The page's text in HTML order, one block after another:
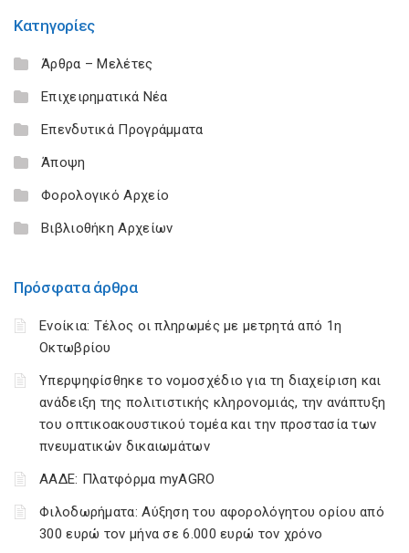
Κατηγορίες
Άρθρα – Μελέτες
Επιχειρηματικά Νέα
Επενδυτικά Προγράμματα
Άποψη
Φορολογικό Αρχείο
Βιβλιοθήκη Αρχείων
Πρόσφατα άρθρα
Ενοίκια: Τέλος οι πληρωμές με μετρητά από 1η
Οκτωβρίου
Υπερψηφίσθηκε το νομοσχέδιο για τη διαχείριση και
ανάδειξη της πολιτιστικής κληρονομιάς, την ανάπτυξη
του οπτικοακουστικού τομέα και την προστασία των
πνευματικών δικαιωμάτων
ΑΑΔΕ: Πλατφόρμα myAGRO
Φιλοδωρήματα: Αύξηση του αφορολόγητου ορίου από
300 ευρώ τον μήνα σε 6.000 ευρώ τον χρόνο